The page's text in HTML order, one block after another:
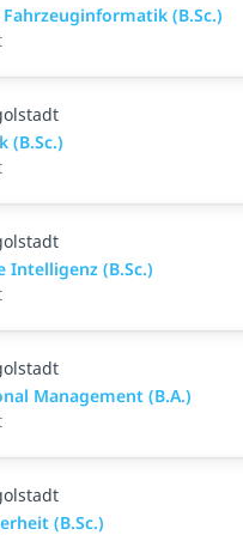
(B.Sc.)
(B.Sc.)
Intelligenz (B.Sc.)
Management (B.A.)
(B.Sc.)